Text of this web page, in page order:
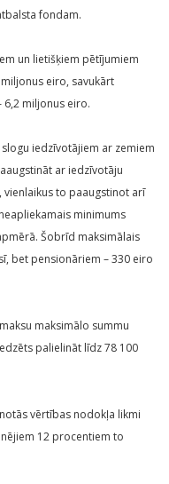
fondam.
un lietišķiem pētījumiem
eiro, savukārt
miljonus eiro.
iedzīvotājiem ar zemiem
ar iedzīvotāju
to paaugstinot arī
minimums
Šobrīd maksimālais
bet pensionāriem – 330 eiro
maksimālo summu
palielināt līdz 78 100
vērtības nodokļa likmi
12 procentiem to